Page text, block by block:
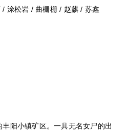
涂松岩 / 曲栅栅 / 赵麒 / 苏鑫
阳小镇矿区。一具无名女尸的出